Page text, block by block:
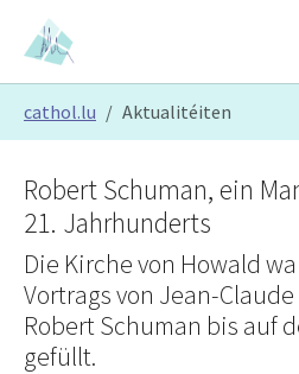
Skip to main content
Skip to page footer
cathol.lu Aktualitéiten
Robert Schuman, ein
21. Jahrhunderts
Die Kirche von Howald
Vortrags von Jean-
Robert Schuman bis auf
gefüllt.